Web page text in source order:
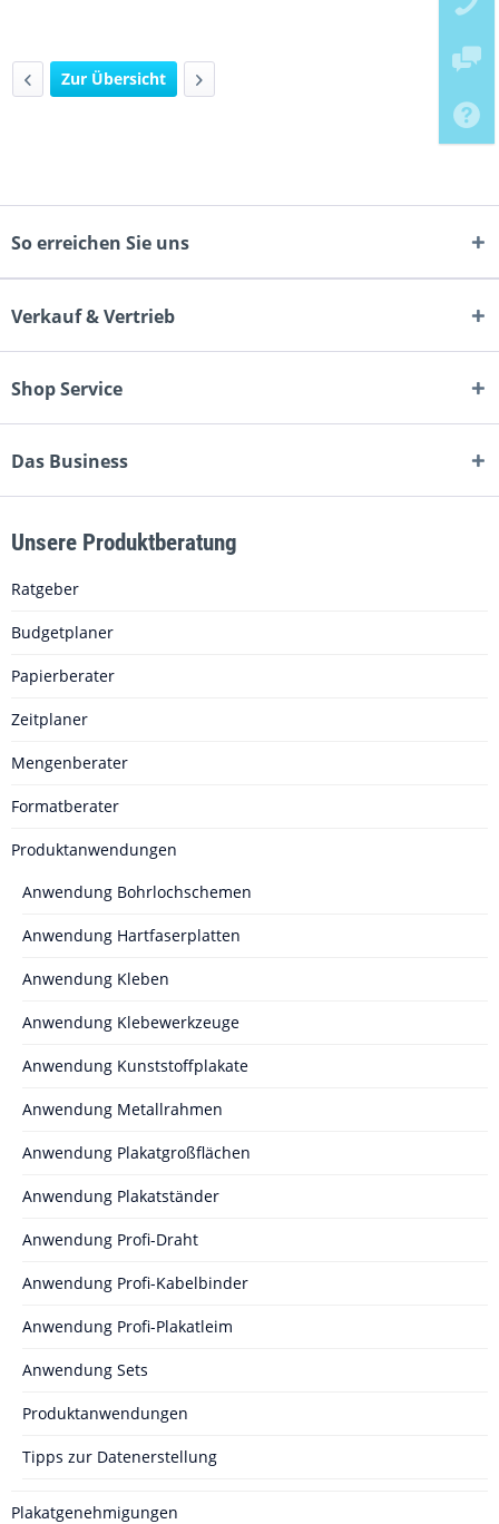
Zur Übersicht
So erreichen Sie uns
Verkauf & Vertrieb
Shop Service
Das Business
Unsere Produktberatung
Ratgeber
Budgetplaner
Papierberater
Zeitplaner
Mengenberater
Formatberater
Produktanwendungen
Anwendung Bohrlochschemen
Anwendung Hartfaserplatten
Anwendung Kleben
Anwendung Klebewerkzeuge
Anwendung Kunststoffplakate
Anwendung Metallrahmen
Anwendung Plakatgroßflächen
Anwendung Plakatständer
Anwendung Profi-Draht
Anwendung Profi-Kabelbinder
Anwendung Profi-Plakatleim
Anwendung Sets
Produktanwendungen
Tipps zur Datenerstellung
Plakatgenehmigungen